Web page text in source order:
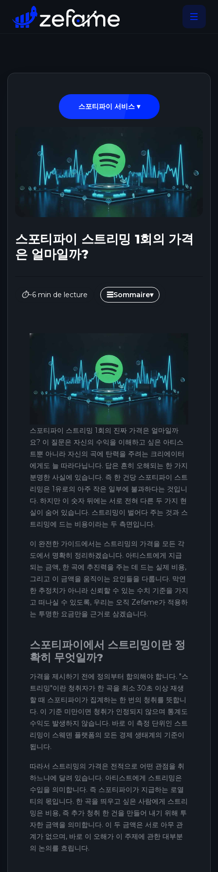
스포티파이 서비스 ▾
스포티파이 스트리밍 1회의 가격
은 얼마일까?
⏱~6 min de lecture ☰Sommaire▾
스포티파이 스트리밍 1회의 진짜 가격은 얼마일까
요? 이 질문은 자신의 수익을 이해하고 싶은 아티스
트뿐 아니라 자신의 곡에 탄력을 주려는 크리에이터
에게도 늘 따라다닙니다. 답은 흔히 오해되는 한 가지
분명한 사실에 있습니다. 즉 한 건당 스포티파이 스트
리밍은 1유로의 아주 작은 일부에 불과하다는 것입니
다. 하지만 이 숫자 뒤에는 서로 전혀 다른 두 가지 현
실이 숨어 있습니다. 스트리밍이 벌어다 주는 것과 스
트리밍에 드는 비용이라는 두 측면입니다.
이 완전한 가이드에서는 스트리밍의 가격을 모든 각
도에서 명확히 정리하겠습니다. 아티스트에게 지급
되는 금액, 한 곡에 추진력을 주는 데 드는 실제 비용,
그리고 이 금액을 움직이는 요인들을 다룹니다. 막연
한 추정치가 아니라 신뢰할 수 있는 수치 기준을 가지
고 떠나실 수 있도록, 우리는 오직 Zefame가 적용하
는 투명한 요금만을 근거로 삼겠습니다.
스포티파이에서 스트리밍이란 정
확히 무엇일까?
가격을 제시하기 전에 정의부터 합의해야 합니다. "스
트리밍"이란 청취자가 한 곡을 최소 30초 이상 재생
할 때 스포티파이가 집계하는 한 번의 청취를 뜻합니
다. 이 기준 미만이면 청취가 인정되지 않으며 통계도
수익도 발생하지 않습니다. 바로 이 측정 단위인 스트
리밍이 스웨덴 플랫폼의 모든 경제 생태계의 기준이
됩니다.
따라서 스트리밍의 가격은 전적으로 어떤 관점을 취
하느냐에 달려 있습니다. 아티스트에게 스트리밍은
수입을 의미합니다. 즉 스포티파이가 지급하는 로열
티의 몫입니다. 한 곡을 띄우고 싶은 사람에게 스트리
밍은 비용, 즉 추가 청취 한 건을 만들어 내기 위해 투
자한 금액을 의미합니다. 이 두 금액은 서로 아무 관
계가 없으며, 바로 이 오해가 이 주제에 관한 대부분
의 논의를 흐립니다.